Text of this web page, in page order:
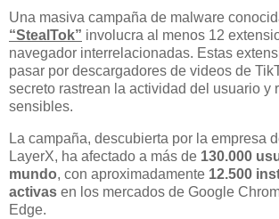
Una masiva campaña de malware
“StealTok” involucra al menos 12
navegador interrelacionadas. Estas
pasar por descargadores de videos de
secreto rastrean la actividad del usuario y
sensibles.
La campaña, descubierta por la empresa
LayerX, ha afectado a más de 130.000
mundo, con aproximadamente 12.500
activas en los mercados de Google
Edge.